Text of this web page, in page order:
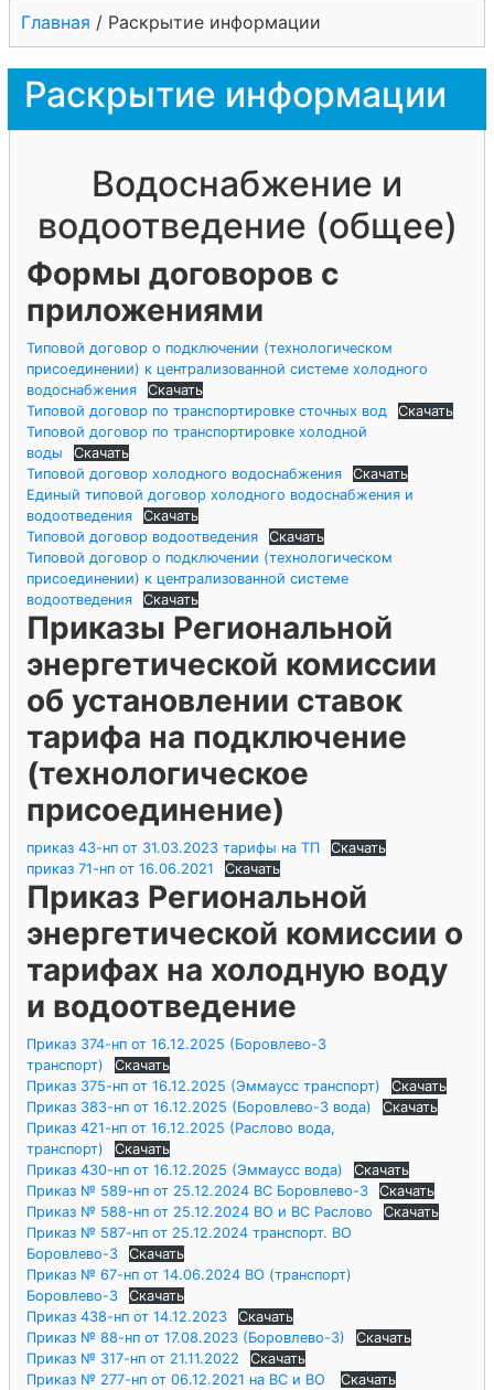
Главная / Раскрытие информации
Раскрытие информации
Водоснабжение и
водоотведение (общее)
Формы договоров с
приложениями
Типовой договор о подключении (технологическом
присоединении) к централизованной системе холодного
водоснабжения
Скачать
Типовой договор по транспортировке сточных вод
Скачать
Типовой договор по транспортировке холодной
воды
Скачать
Типовой договор холодного водоснабжения
Скачать
Единый типовой договор холодного водоснабжения и
водоотведения
Скачать
Типовой договор водоотведения
Скачать
Типовой договор о подключении (технологическом
присоединении) к централизованной системе
водоотведения
Скачать
Приказы Региональной
энергетической комиссии
об установлении ставок
тарифа на подключение
(технологическое
присоединение)
приказ 43-нп от 31.03.2023 тарифы на ТП
Скачать
приказ 71-нп от 16.06.2021
Скачать
Приказ Региональной
энергетической комиссии о
тарифах на холодную воду
и водоотведение
Приказ 374-нп от 16.12.2025 (Боровлево-3
транспорт)
Скачать
Приказ 375-нп от 16.12.2025 (Эммаусс транспорт)
Скачать
Приказ 383-нп от 16.12.2025 (Боровлево-3 вода)
Скачать
Приказ 421-нп от 16.12.2025 (Раслово вода,
транспорт)
Скачать
Приказ 430-нп от 16.12.2025 (Эммаусс вода)
Скачать
Приказ № 589-нп от 25.12.2024 ВС Боровлево-3
Скачать
Приказ № 588-нп от 25.12.2024 ВО и ВС Раслово
Скачать
Приказ № 587-нп от 25.12.2024 транспорт. ВО
Боровлево-3
Скачать
Приказ № 67-нп от 14.06.2024 ВО (транспорт)
Боровлево-3
Скачать
Приказ 438-нп от 14.12.2023
Скачать
Приказ № 88-нп от 17.08.2023 (Боровлево-3)
Скачать
Приказ № 317-нп от 21.11.2022
Скачать
Приказ № 277-нп от 06.12.2021 на ВС и ВО
Скачать